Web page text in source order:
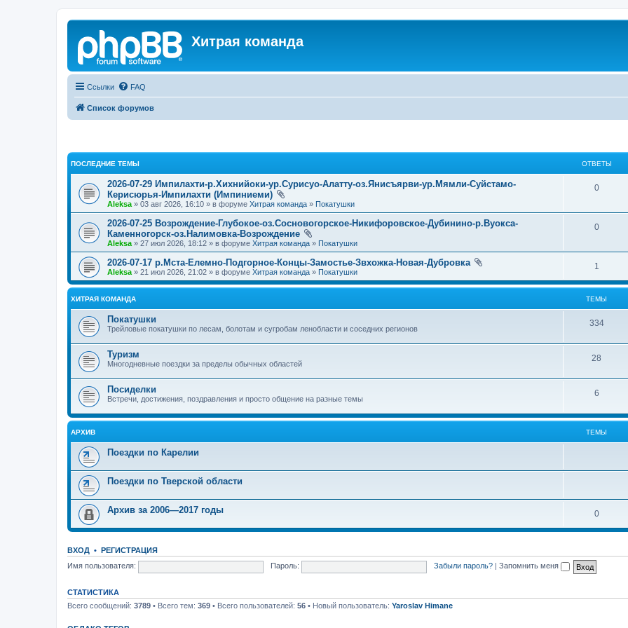
Хитрая команда
Ссылки FAQ
Список форумов
ПОСЛЕДНИЕ ТЕМЫ ОТВЕТЫ
2026-07-29 Импилахти-р.Хихнийоки-ур.Сурисуо-Алатту-оз.Янисъярви-ур.Мямли-Суйстамо-
Керисюрья-Импилахти (Импиниеми)
Aleksa » 03 авг 2026, 16:10 » в форуме Хитрая команда » Покатушки
0
2026-07-25 Возрождение-Глубокое-оз.Сосновогорское-Никифоровское-Дубинино-р.Вуокса-
Каменногорск-оз.Налимовка-Возрождение
Aleksa » 27 июл 2026, 18:12 » в форуме Хитрая команда » Покатушки
0
2026-07-17 р.Мста-Елемно-Подгорное-Концы-Замостье-Звхожка-Новая-Дубровка
Aleksa » 21 июл 2026, 21:02 » в форуме Хитрая команда » Покатушки
1
ХИТРАЯ КОМАНДА ТЕМЫ
Покатушки
Трейловые покатушки по лесам, болотам и сугробам ленобласти и соседних регионов
334
Туризм
Многодневные поездки за пределы обычных областей
28
Посиделки
Встречи, достижения, поздравления и просто общение на разные темы
6
АРХИВ ТЕМЫ
Поездки по Карелии
Поездки по Тверской области
Архив за 2006—2017 годы 0
ВХОД • РЕГИСТРАЦИЯ
Имя пользователя:
Пароль: Забыли пароль? Запомнить меня
СТАТИСТИКА
Всего сообщений: 3789 • Всего тем: 369 • Всего пользователей: 56 • Новый пользователь: Yaroslav Himane